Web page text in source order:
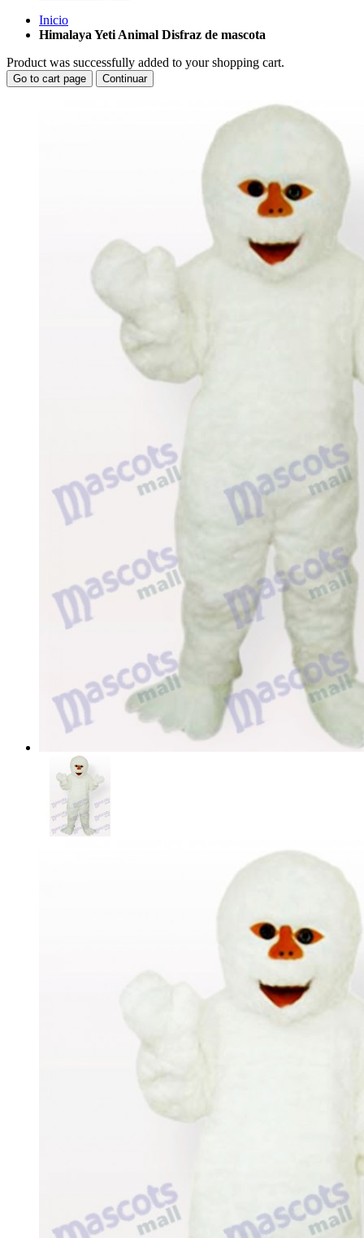
Inicio
Himalaya Yeti Animal Disfraz de mascota
Product was successfully added to your shopping cart.
Go to cart page Continuar